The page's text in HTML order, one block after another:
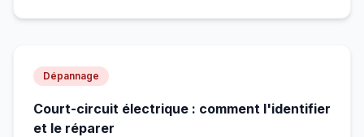
Dépannage
Court-circuit électrique : comment l'identifier
et le réparer